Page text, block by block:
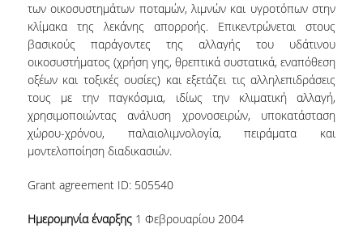
ΠΜΣ ΟΙΚΟΝΟΜΙΚΑ ΚΑΙ ΔΙΚΑΙΟ ΣΤΙΣ
ΕΝΕΡΓΕΙΑΚΕΣ ΑΓΟΡΕΣ
ΔΙΑΤΡΙΒΕΣ ΦΟΙΤΗΤΩΝ
των οικοσυστημάτων ποταμών, λιμνών και υγροτόπων στην
κλίμακα της λεκάνης απορροής. Επικεντρώνεται στους
βασικούς παράγοντες της αλλαγής του υδάτινου
οικοσυστήματος (χρήση γης, θρεπτικά συστατικά, εναπόθεση
οξέων και τοξικές ουσίες) και εξετάζει τις αλληλεπιδράσεις
τους με την παγκόσμια, ιδίως την κλιματική αλλαγή,
χρησιμοποιώντας ανάλυση χρονοσειρών, υποκατάσταση
χώρου-χρόνου, παλαιολιμνολογία, πειράματα και
μοντελοποίηση διαδικασιών.
Grant agreement ID: 505540
Ημερομηνία έναρξης1 Φεβρουαρίου 2004